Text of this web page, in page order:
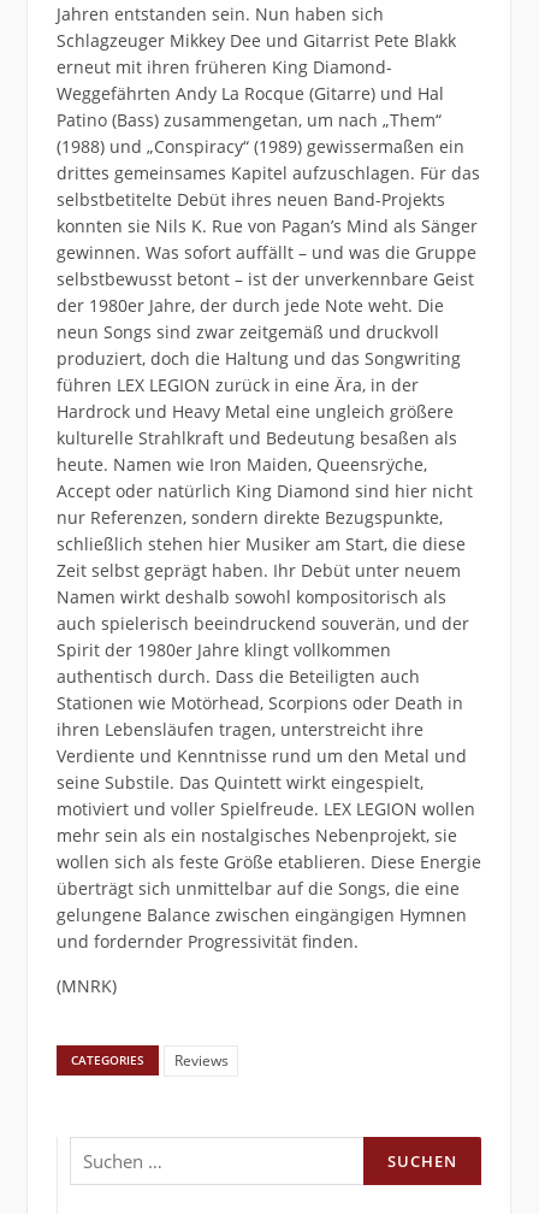
Jahren entstanden sein. Nun haben sich
Schlagzeuger Mikkey Dee und Gitarrist Pete Blakk
erneut mit ihren früheren King Diamond-
Weggefährten Andy La Rocque (Gitarre) und Hal
Patino (Bass) zusammengetan, um nach „Them“
(1988) und „Conspiracy“ (1989) gewissermaßen ein
drittes gemeinsames Kapitel aufzuschlagen. Für das
selbstbetitelte Debüt ihres neuen Band-Projekts
konnten sie Nils K. Rue von Pagan’s Mind als Sänger
gewinnen. Was sofort auffällt – und was die Gruppe
selbstbewusst betont – ist der unverkennbare Geist
der 1980er Jahre, der durch jede Note weht. Die
neun Songs sind zwar zeitgemäß und druckvoll
produziert, doch die Haltung und das Songwriting
führen LEX LEGION zurück in eine Ära, in der
Hardrock und Heavy Metal eine ungleich größere
kulturelle Strahlkraft und Bedeutung besaßen als
heute. Namen wie Iron Maiden, Queensrÿche,
Accept oder natürlich King Diamond sind hier nicht
nur Referenzen, sondern direkte Bezugspunkte,
schließlich stehen hier Musiker am Start, die diese
Zeit selbst geprägt haben. Ihr Debüt unter neuem
Namen wirkt deshalb sowohl kompositorisch als
auch spielerisch beeindruckend souverän, und der
Spirit der 1980er Jahre klingt vollkommen
authentisch durch. Dass die Beteiligten auch
Stationen wie Motörhead, Scorpions oder Death in
ihren Lebensläufen tragen, unterstreicht ihre
Verdiente und Kenntnisse rund um den Metal und
seine Substile. Das Quintett wirkt eingespielt,
motiviert und voller Spielfreude. LEX LEGION wollen
mehr sein als ein nostalgisches Nebenprojekt, sie
wollen sich als feste Größe etablieren. Diese Energie
überträgt sich unmittelbar auf die Songs, die eine
gelungene Balance zwischen eingängigen Hymnen
und fordernder Progressivität finden.
(MNRK)
CATEGORIES Reviews
Suchen
nach: